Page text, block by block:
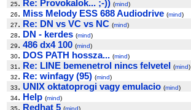
25. Re: Provokalok... ;-)) (mind)
26. Miss Melody ESS 688 Audiodrive (mind)
27. Re: DN vs VC vs NC (mind)
28. DN - kerdes (mind)
29. 486 dx4 100 (mind)
30. DOS PATH hossza... (mind)
31 . Re: LINE bemenetrol nincs felvetel (mind)
32. Re: winfagy (95) (mind)
33. UNIX oktatoprogi vagy emulacio (mind)
34. Help (mind)
35. Redhat 5 (mind)